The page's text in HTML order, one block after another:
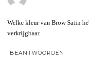
Welke kleur van Brow Satin
verkrijgbaar.
BEANTWOORDEN